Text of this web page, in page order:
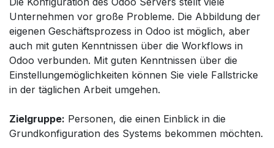
Unternehmen vor große Probleme. Die Abbildung der
eigenen Geschäftsprozess in Odoo ist möglich, aber
auch mit guten Kenntnissen über die Workflows in
Odoo verbunden. Mit guten Kenntnissen über die
Einstellungemöglichkeiten können Sie viele Fallstricke
in der täglichen Arbeit umgehen.
Zielgruppe: Personen, die einen Einblick in die
Grundkonfiguration des Systems bekommen möchten.